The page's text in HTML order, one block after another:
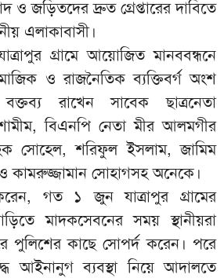
ও জড়িতদের দ্রুত গ্রেপ্তারের দাবিতে
এলাকাবাসী।
গ্রামে আয়োজিত মানববন্ধনে
ও রাজনৈতিক ব্যক্তিবর্গ অংশ
রাখেন সাবেক ছাত্রনেতা
বিএনপি নেতা মীর আলমগীর
সোহেল, শরিফুল ইসলাম, জামিম
কামরুজ্জামান সোহাগসহ অনেকে।
গত ১ জুন যাত্রাপুর গ্রামের
মাদকসেবনের সময় স্থানীয়রা
কাছে সোপর্দ করেন। পরে
আইনানুগ ব্যবস্থা নিয়ে আদালতে